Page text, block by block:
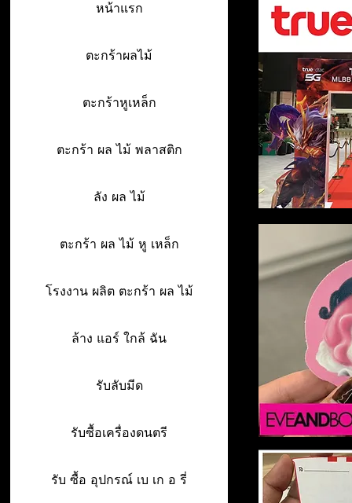
หน้าแรก
ตะกร้าผลไม้
ตะกร้าหูเหล็ก
ตะกร้า ผล ไม้ พลาสติก
ลัง ผล ไม้
ตะกร้า ผล ไม้ หู เหล็ก
โรงงาน ผลิต ตะกร้า ผล ไม้
ล้าง แอร์ ใกล้ ฉัน
รับลับมีด
รับซื้อเครื่องดนตรี
รับ ซื้อ อุปกรณ์ เบ เก อ รี่